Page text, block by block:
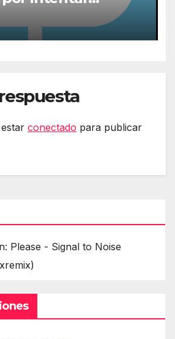
de la nube
conectado para publicar
Please - Signal to Noise